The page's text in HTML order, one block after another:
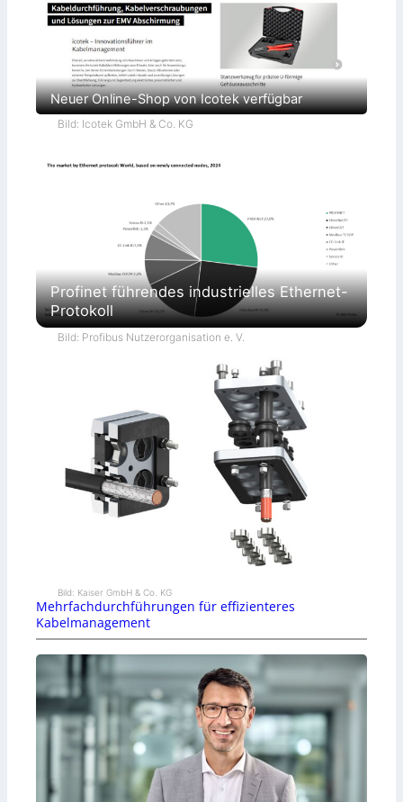
Neuer Online-Shop von Icotek verfügbar
Bild: Icotek GmbH & Co. KG
Profinet führendes industrielles Ethernet-
Protokoll
Bild: Profibus Nutzerorganisation e. V.
Bild: Kaiser GmbH & Co. KG
Mehrfachdurchführungen für effizienteres
Kabelmanagement